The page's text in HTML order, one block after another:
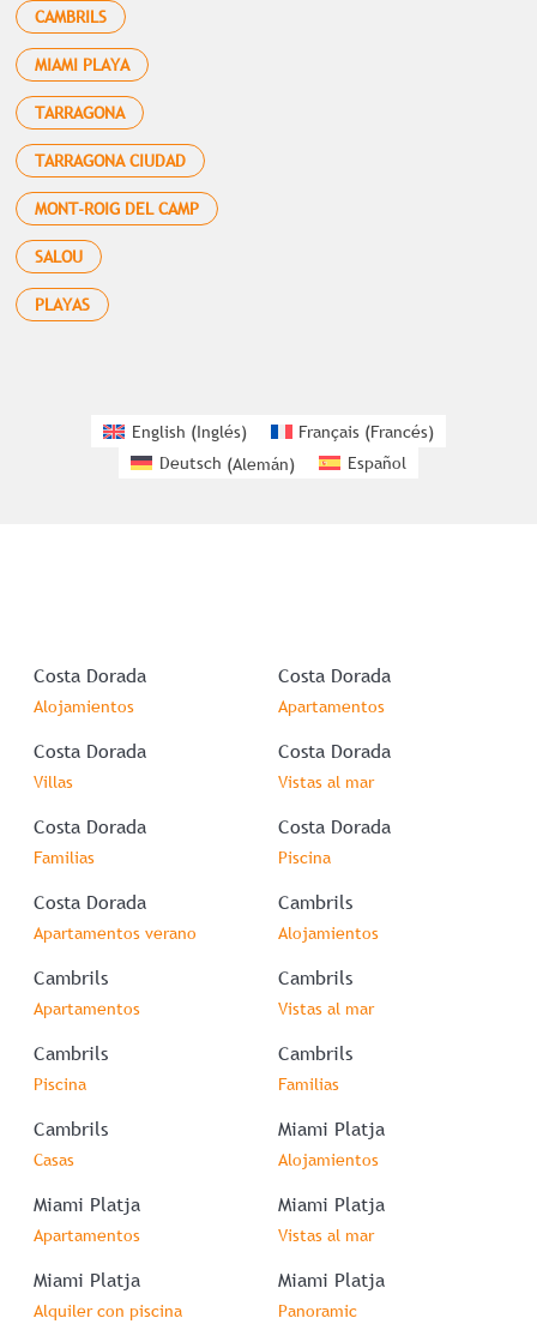
CAMBRILS
MIAMI PLAYA
TARRAGONA
TARRAGONA CIUDAD
MONT-ROIG DEL CAMP
SALOU
PLAYAS
English (Inglés) Français (Francés)
Deutsch (Alemán) Español
Costa Dorada
Alojamientos
Costa Dorada
Apartamentos
Costa Dorada
Villas
Costa Dorada
Vistas al mar
Costa Dorada
Familias
Costa Dorada
Piscina
Costa Dorada
Apartamentos verano
Cambrils
Alojamientos
Cambrils
Apartamentos
Cambrils
Vistas al mar
Cambrils
Piscina
Cambrils
Familias
Cambrils
Casas
Miami Platja
Alojamientos
Miami Platja
Apartamentos
Miami Platja
Vistas al mar
Miami Platja
Alquiler con piscina
Miami Platja
Panoramic